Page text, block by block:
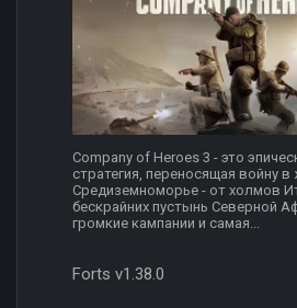
Company of Heroes 3 - это
стратегия, переносящая войну
Средиземноморье - от холмов
бескрайних пустынь Северной
громкие кампании и самая...
Forts v1.38.0